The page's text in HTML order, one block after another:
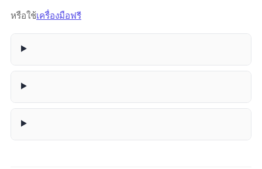
หรือใช้เครื่องมือฟรี